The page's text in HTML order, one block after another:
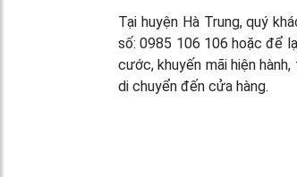
Tại huyện Hà Trung, quý
số: 0985 106 106 hoặc để
cước, khuyến mãi hiện
di chuyển đến cửa hàng.